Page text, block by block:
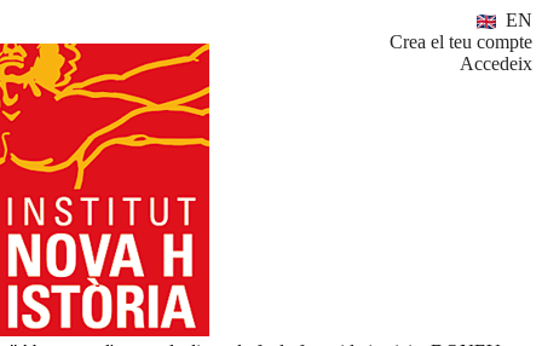
EN
Crea el teu compte
Accedeix